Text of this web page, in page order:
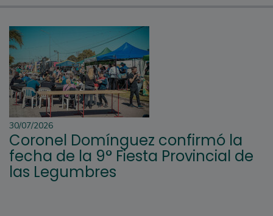
30/07/2026
Coronel Domínguez confirmó la
fecha de la 9° Fiesta Provincial de
las Legumbres